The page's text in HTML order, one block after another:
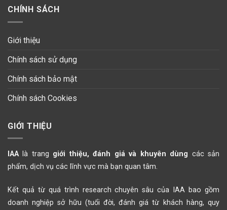
CHÍNH SÁCH
Giới thiệu
Chính sách sử dụng
Chính sách bảo mật
Chính sách Cookies
GIỚI THIỆU
IAAlà trang giới thiệu, đánh giá và khuyên dùng các sản
phẩm, dịch vụ các lĩnh vực mà bạn quan tâm.
Kết quả từ quá trình research chuyên sâu của IAA bao gồm
doanh nghiệp sở hữu (tuổi đời, đánh giá từ khách hàng, quy